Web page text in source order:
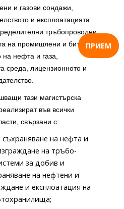
ПРИЕМ
и газови сондажи,
и експлоатацията
тръбопроводни
на промишлени и битови
нефта и газа,
среда, ли­цензионното и
тази магистърска
във всички
свързани с:
на нефта и
на тръбо­
за добив и
на нефтени и
и експлоатация на